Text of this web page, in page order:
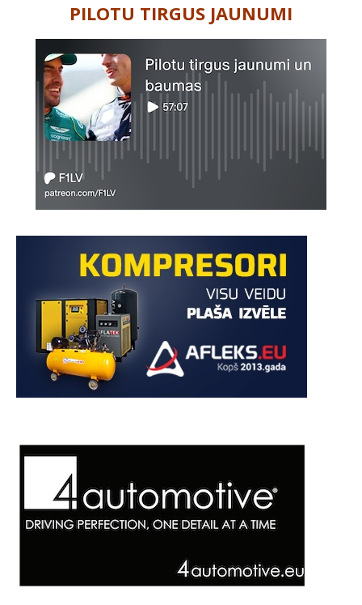
PILOTU TIRGUS JAUNUMI